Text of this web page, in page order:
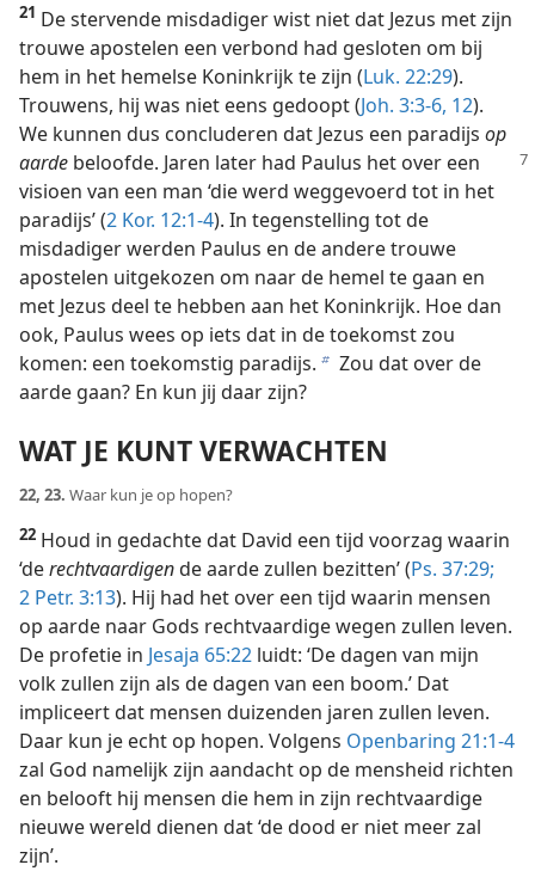
21 De stervende misdadiger wist niet dat Jezus met zijn
trouwe apostelen een verbond had gesloten om bij
hem in het hemelse Koninkrijk te zijn (Luk. 22:29).
Trouwens, hij was niet eens gedoopt (Joh. 3:3-6, 12).
We kunnen dus concluderen dat Jezus een paradijs op
aarde beloofde. Jaren later had Paulus het over een
visioen van een man ‘die werd weggevoerd tot in het
paradijs’ (2 Kor. 12:1-4). In tegenstelling tot de
misdadiger werden Paulus en de andere trouwe
apostelen uitgekozen om naar de hemel te gaan en
met Jezus deel te hebben aan het Koninkrijk. Hoe dan
ook, Paulus wees op iets dat in de toekomst zou
komen: een toekomstig paradijs. b Zou dat over de
aarde gaan? En kun jij daar zijn?
WAT JE KUNT VERWACHTEN
22, 23. Waar kun je op hopen?
22 Houd in gedachte dat David een tijd voorzag waarin
‘derechtvaardigende aarde zullen bezitten’ (Ps. 37:29;
2 Petr. 3:13). Hij had het over een tijd waarin mensen
op aarde naar Gods rechtvaardige wegen zullen leven.
De profetie in Jesaja 65:22 luidt: ‘De dagen van mijn
volk zullen zijn als de dagen van een boom.’ Dat
impliceert dat mensen duizenden jaren zullen leven.
Daar kun je echt op hopen. Volgens Openbaring 21:1-4
zal God namelijk zijn aandacht op de mensheid richten
en belooft hij mensen die hem in zijn rechtvaardige
nieuwe wereld dienen dat ‘de dood er niet meer zal
zijn’.